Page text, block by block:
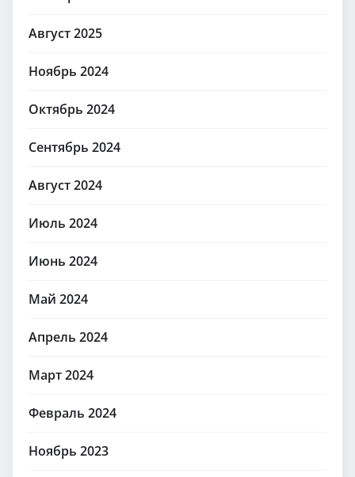
Август 2025
Ноябрь 2024
Октябрь 2024
Сентябрь 2024
Август 2024
Июль 2024
Июнь 2024
Май 2024
Апрель 2024
Март 2024
Февраль 2024
Ноябрь 2023